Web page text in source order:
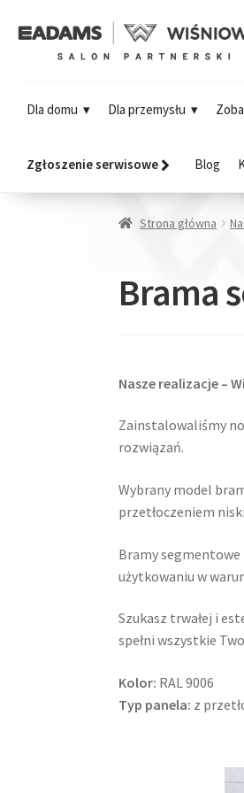
Dla domu Dla przemysłu
Zgłoszenie serwisowe Blog
Strona główna
Brama
Nasze realizacje –
Zainstalowaliśmy
rozwiązań.
Wybrany model
przetłoczeniem
Bramy segmentowe
użytkowaniu w
Szukasz trwałej i
spełni wszystkie
Kolor: RAL 9006
Typ panela: z